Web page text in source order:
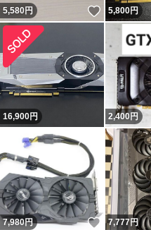
5,580円 いいね！
5,800円
16,900円 2,400 円
7,980円 いいね！
7,777円